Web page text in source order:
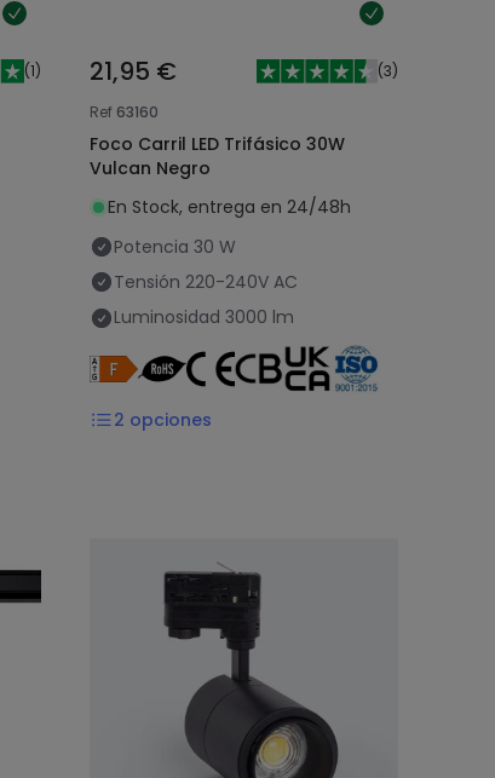
(1)
21,95 € (3)
Ref 63160
Foco Carril LED Trifásico 30W
Vulcan Negro
En Stock, entrega en 24/48h
Potencia 30 W
Tensión 220-240V AC
Luminosidad 3000 lm
2 opciones